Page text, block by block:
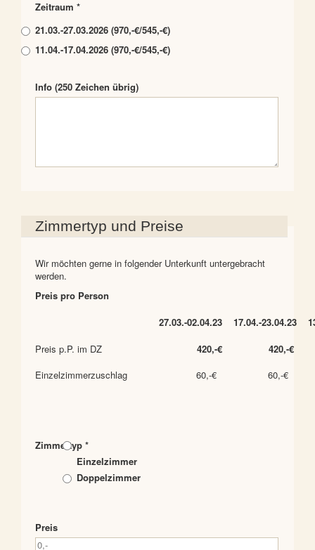
Zeitraum *
21.03.-27.03.2026 (970,-€/545,-€)
11.04.-17.04.2026 (970,-€/545,-€)
Info (250 Zeichen übrig)
Zimmertyp und Preise
Wir möchten gerne in folgender Unterkunft untergebracht
werden.
Preis pro Person
27.03.-02.04.23
17.04.-23.04.23
Preis p.P. im DZ
420,-€
420,-€
Einzelzimmerzuschlag
60,-€ 60,-€
Zimmertyp *
Einzelzimmer
Doppelzimmer
Preis